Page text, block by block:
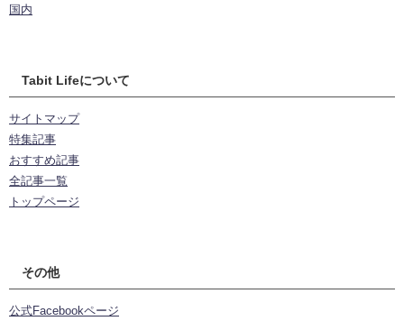
国内
Tabit Lifeについて
サイトマップ
特集記事
おすすめ記事
全記事一覧
トップページ
その他
公式Facebookページ